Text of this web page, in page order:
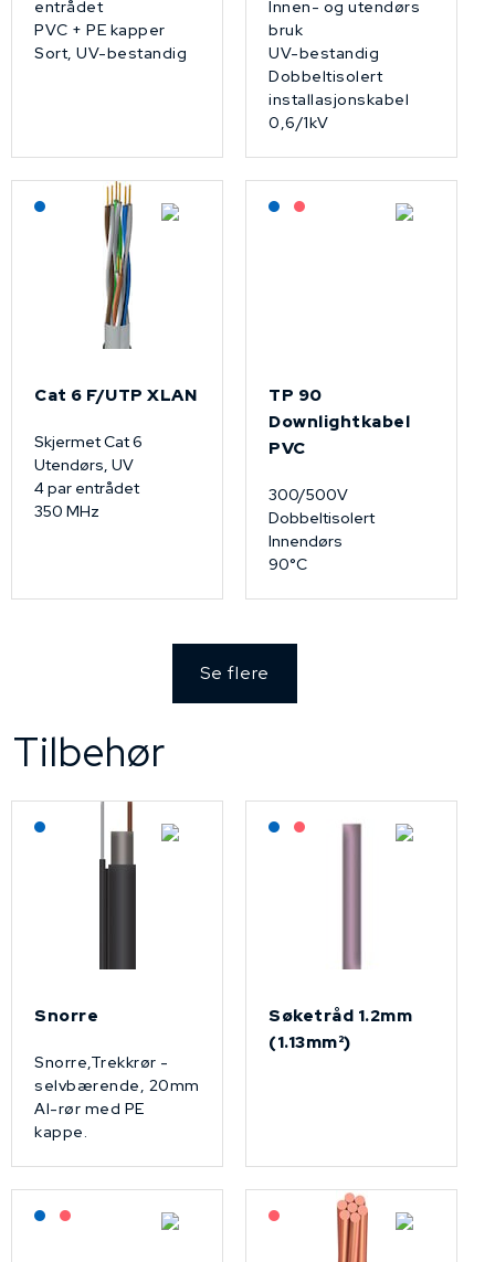
entrådet
PVC + PE kapper
Sort, UV-bestandig
Innen- og utendørs
bruk
UV-bestandig
Dobbeltisolert
installasjonskabel
0,6/1kV
Lagerført: NEK Kabel
Cat 6 F/UTP XLAN
Skjermet Cat 6
Utendørs, UV
4 par entrådet
350 MHz
Lagerført: NEK Kabel
På forespørsel
TP 90
Downlightkabel
PVC
300/500V
Dobbeltisolert
Innendørs
90°C
Se flere
Tilbehør
Lagerført: NEK Kabel
Snorre
Snorre,Trekkrør -
selvbærende, 20mm
Al-rør med PE
kappe.
Lagerført: NEK Kabel
På forespørsel
Søketråd 1.2mm
(1.13mm²)
Lagerført: NEK Kabel
På forespørsel På forespørsel